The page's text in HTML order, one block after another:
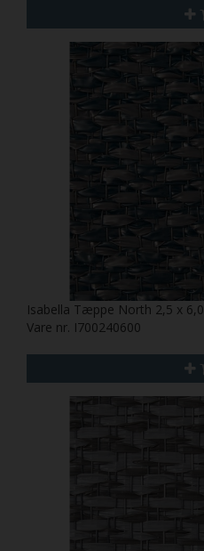
Isabella Tæppe North 2,5 x 6,0
Vare nr. I700240600